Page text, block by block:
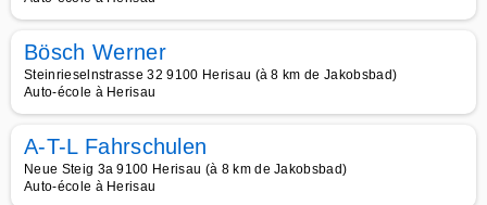
Bösch Werner
Steinrieselnstrasse 32 9100 Herisau (à 8 km de Jakobsbad)
Auto-école à Herisau
A-T-L Fahrschulen
Neue Steig 3a 9100 Herisau (à 8 km de Jakobsbad)
Auto-école à Herisau